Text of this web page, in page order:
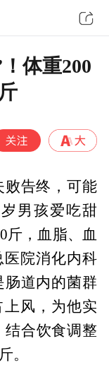
体重200
败告终，可能
男孩爱吃甜
斤，血脂、血
医院消化内科
道内的菌群
上风，为他实
结合饮食调整
。